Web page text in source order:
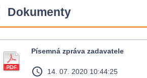
Dokumenty
Písemná zpráva zadavatele
access_time 14. 07. 2020 10:44:25